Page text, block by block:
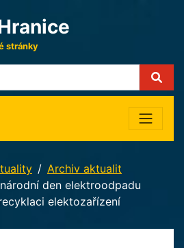
stránky
Archiv aktualit
den elektroodpadu
elektozařízení